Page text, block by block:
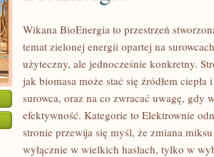
Wikana BioEnergia to przestrzeń
temat zielonej energii opartej na
użyteczny, ale jednocześnie konkretny.
jak biomasa może stać się źródłem
surowca, oraz na co zwracać uwagę, gdy
efektywność. Kategorie to Elektrownie
stronie przewija się myśl, że zmiana
wyłącznie w wielkich hasłach, tylko w